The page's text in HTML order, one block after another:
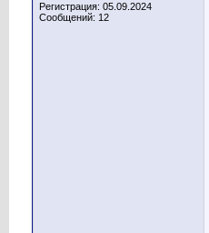
Регистрация: 05.09.2024
Сообщений: 12